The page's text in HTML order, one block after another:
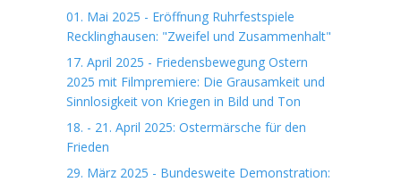
01. Mai 2025 - Eröffnung Ruhrfestspiele
Recklinghausen: "Zweifel und Zusammenhalt"
17. April 2025 - Friedensbewegung Ostern
2025 mit Filmpremiere: Die Grausamkeit und
Sinnlosigkeit von Kriegen in Bild und Ton
18. - 21. April 2025: Ostermärsche für den
Frieden
29. März 2025 - Bundesweite Demonstration: